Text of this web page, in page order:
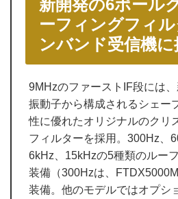
新開発の6ポール
ーフィングフィ
ンバンド受信機に
9MHzのファーストIF段には
振動子から構成されるシェー
性に優れたオリジナルのクリ
フィルターを採用。300Hz、
6kHz、15kHzの5種類のルー
装備（300Hzは、
装備。他のモデルではオプシ